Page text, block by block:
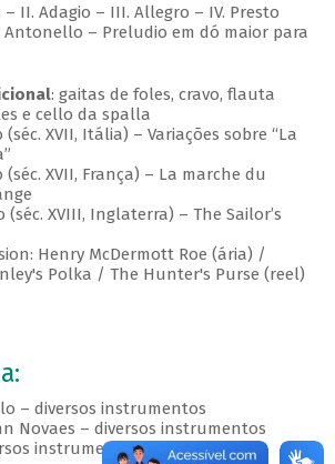
II. Adagio – III. Allegro – IV. Presto
Antonello – Preludio em dó maior para
: gaitas de foles, cravo, flauta
e cello da spalla
(séc. XVII, Itália) – Variações sobre “La
(séc. XVII, França) – La marche du
(séc. XVIII, Inglaterra) – The Sailor’s
Henry McDermott Roe (ária) /
Polka / The Hunter's Purse (reel)
– diversos instrumentos
Novaes – diversos instrumentos
instrumentos